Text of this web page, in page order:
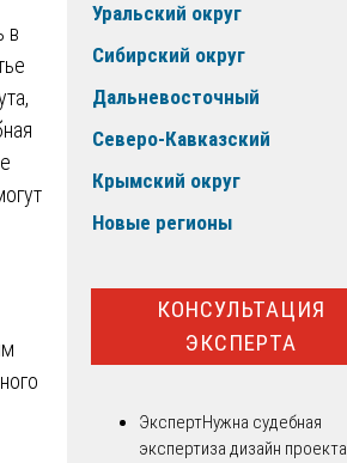
в
Уральский округ
Сибирский округ
Дальневосточный
Северо-Кавказский
Крымский округ
Новые регионы
КОНСУЛЬТАЦИЯ
ЭКСПЕРТА
ЭкспертНужна судебная
экспертиза дизайн проекта